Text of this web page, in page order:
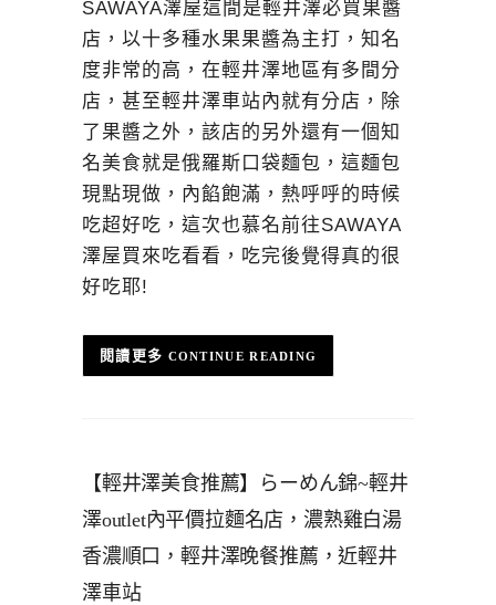
SAWAYA澤屋這間是輕井澤必買果醬
店，以十多種水果果醬為主打，知名
度非常的高，在輕井澤地區有多間分
店，甚至輕井澤車站內就有分店，除
了果醬之外，該店的另外還有一個知
名美食就是俄羅斯口袋麵包，這麵包
現點現做，內餡飽滿，熱呼呼的時候
吃超好吃，這次也慕名前往SAWAYA
澤屋買來吃看看，吃完後覺得真的很
好吃耶!
CONTINUE READING
【輕井澤美食推薦】らーめん錦~輕井
澤outlet內平價拉麵名店，濃熟雞白湯
香濃順口，輕井澤晚餐推薦，近輕井
澤車站